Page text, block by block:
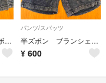
ブランシェス 半ズボン 100
パンツ/スパッツ
半ズボン ブランシェス 110
¥ 600